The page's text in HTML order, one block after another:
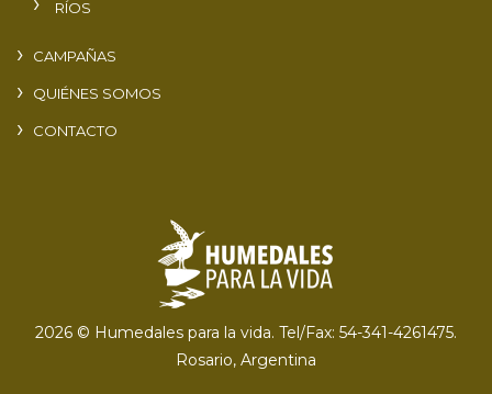
RÍOS
CAMPAÑAS
QUIÉNES SOMOS
CONTACTO
2026 © Humedales para la vida. Tel/Fax: 54-341-4261475.
Rosario, Argentina